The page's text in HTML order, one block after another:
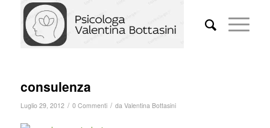
consulenza
Luglio 29, 2012 / 0 Commenti / da Valentina Bottasini